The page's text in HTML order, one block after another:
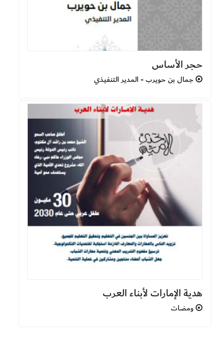
حجر الأساس
جمال بن حويرب - المدير التنفيذي
هدية الإمارات لأبناء العرب
ومضات